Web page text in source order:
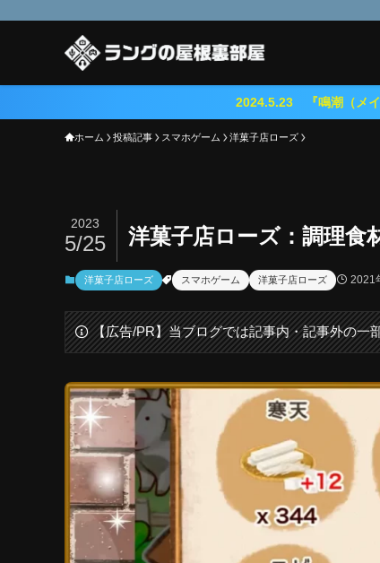
2024.5.23 『鳴潮（メイチョウ）』期待の
ホーム 投稿記事 スマホゲーム 洋菓子店ローズ
洋菓子店ローズ：調理食
2023
5/25
洋菓子店ローズ スマホゲーム 洋菓子店ローズ 2021
【広告/PR】当ブログでは記事内・記事外の一